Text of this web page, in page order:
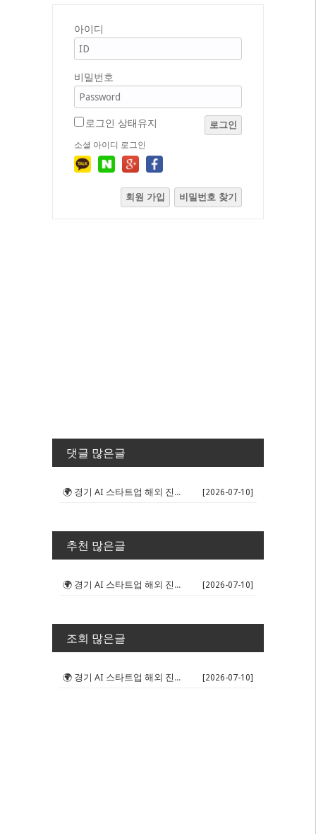
아이디
비밀번호
로그인 상태유지 로그인
소셜 아이디 로그인
회원 가입 비밀번호 찾기
댓글 많은글
🌍 경기 AI 스타트업 해외 진출 판... [2026-07-10]
추천 많은글
🌍 경기 AI 스타트업 해외 진출 판... [2026-07-10]
조회 많은글
🌍 경기 AI 스타트업 해외 진출 판... [2026-07-10]